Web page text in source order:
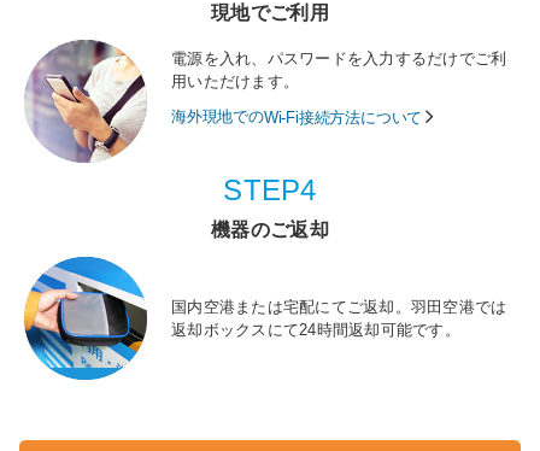
現地でご利用
電源を入れ、パスワードを入力するだけでご利
用いただけます。
海外現地でのWi-Fi接続方法について
STEP4
機器のご返却
国内空港または宅配にてご返却。羽田空港では
返却ボックスにて24時間返却可能です。